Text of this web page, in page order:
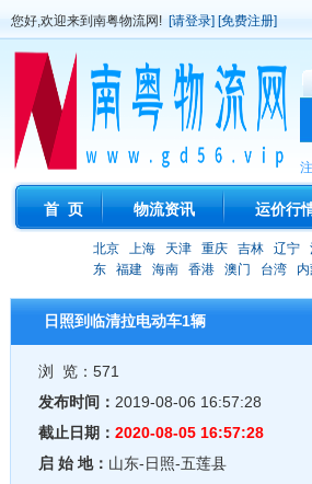
您好,欢迎来到南粤物流网! [请登录] [免费注册]
首 页 物流资讯 运价行
北京 上海 天津 重庆 吉林 辽宁
东
福建 海南 香港 澳门 台湾
日照到临清拉电动车1辆
浏 览：571
发布时间： 2019-08-06 16:57:28
截止日期： 2020-08-05 16:57:28
启 始 地： 山东-日照-五莲县